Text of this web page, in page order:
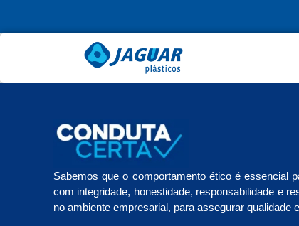
Sabemos que o comportamento ético é essencial
com integridade, honestidade, responsabilidade e
no ambiente empresarial, para assegurar